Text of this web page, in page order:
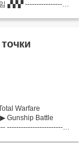
▞▞▞ -------------------
Warfare
Gunship Battle
---------------------------